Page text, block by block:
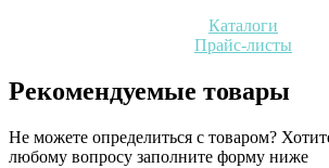
Каталоги
Прайс-листы
Рекомендуемые товары
Не можете определиться с товаром?
любому вопросу заполните форму ниже